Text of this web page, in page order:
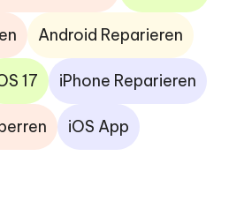
Android Reparieren
17 iPhone Reparieren
iOS App